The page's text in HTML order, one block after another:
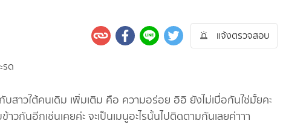
แจ้งตรวจสอบ
สาวใต้คนเดิม เพิ่มเติม คือ ความอร่อย อิอิ ยังไม่เบื่อกันใช่มั้ยคะ
วกันอีกเช่นเคยค่ะ จะเป็นเมนูอะไรนั้นไปติดตามกันเลยค่าาา